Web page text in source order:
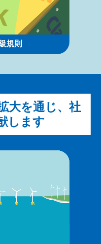
規則
大を通じ、社
します